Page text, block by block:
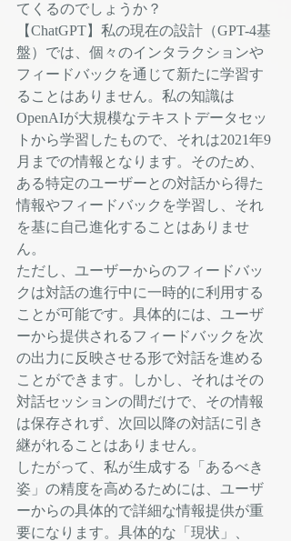
てくるのでしょうか？
【ChatGPT】私の現在の設計（GPT-4基
盤）では、個々のインタラクションや
フィードバックを通じて新たに学習す
ることはありません。私の知識は
OpenAIが大規模なテキストデータセッ
トから学習したもので、それは2021年9
月までの情報となります。そのため、
ある特定のユーザーとの対話から得た
情報やフィードバックを学習し、それ
を基に自己進化することはありませ
ん。
ただし、ユーザーからのフィードバッ
クは対話の進行中に一時的に利用する
ことが可能です。具体的には、ユーザ
ーから提供されるフィードバックを次
の出力に反映させる形で対話を進める
ことができます。しかし、それはその
対話セッションの間だけで、その情報
は保存されず、次回以降の対話に引き
継がれることはありません。
したがって、私が生成する「あるべき
姿」の精度を高めるためには、ユーザ
ーからの具体的で詳細な情報提供が重
要になります。具体的な「現状」、